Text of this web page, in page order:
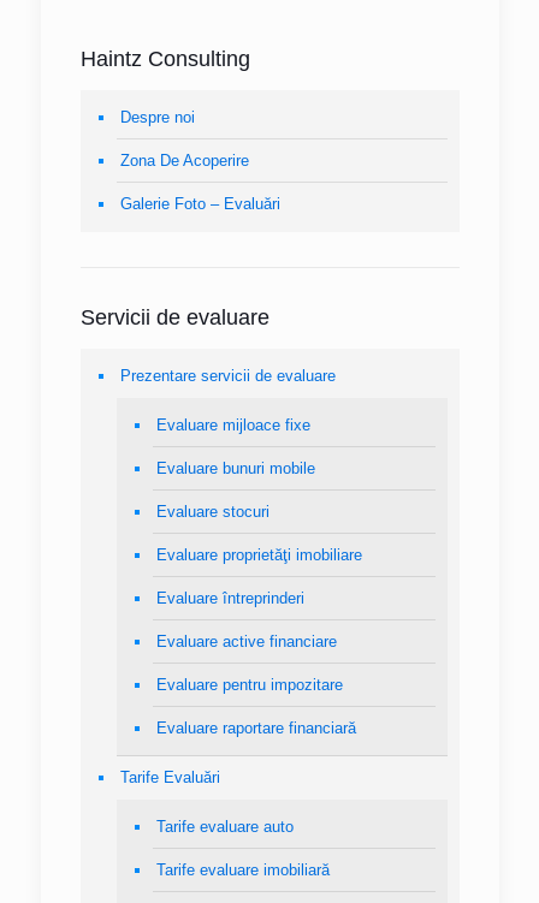
Haintz Consulting
Despre noi
Zona De Acoperire
Galerie Foto – Evaluări
Servicii de evaluare
Prezentare servicii de evaluare
Evaluare mijloace fixe
Evaluare bunuri mobile
Evaluare stocuri
Evaluare proprietăţi imobiliare
Evaluare întreprinderi
Evaluare active financiare
Evaluare pentru impozitare
Evaluare raportare financiară
Tarife Evaluări
Tarife evaluare auto
Tarife evaluare imobiliară